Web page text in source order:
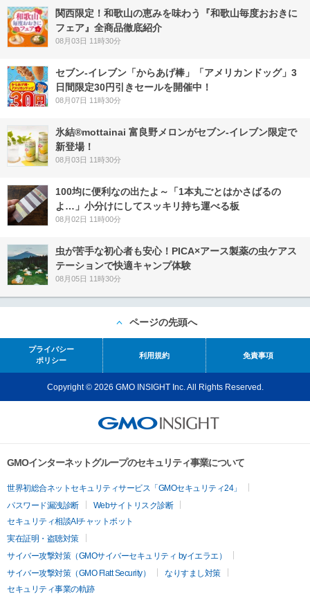
関西限定！和歌山の恵みを味わう『和歌山毎度おおきに
フェア』全商品徹底紹介
08月03日 11時30分
セブン‐イレブン「からあげ棒」「アメリカンドッグ」3
日間限定30円引きセールを開催中！
08月07日 11時30分
氷結®mottainai 富良野メロンがセブン‐イレブン限定で
新登場！
08月03日 11時30分
100均に便利なの出たよ～「1本丸ごとはかさばるの
よ…」小分けにしてスッキリ持ち運べる板
08月02日 11時00分
虫が苦手な初心者も安心！PICA×アース製薬の虫ケアス
テーションで快適キャンプ体験
08月05日 11時30分
ページの先頭へ
プライバシー
ポリシー
利用規約 免責事項
Copyright © 2026 GMO INSIGHT Inc. All Rights Reserved.
GMOインターネットグループのセキュリティ事業について
世界初総合ネットセキュリティサービス「GMOセキュリティ24」
パスワード漏洩診断
Webサイトリスク診断
セキュリティ相談AIチャットボット
実在証明・盗聴対策
サイバー攻撃対策（GMOサイバーセキュリティ byイエラエ）
サイバー攻撃対策（GMO Flatt Security）
なりすまし対策
セキュリティ事業の軌跡